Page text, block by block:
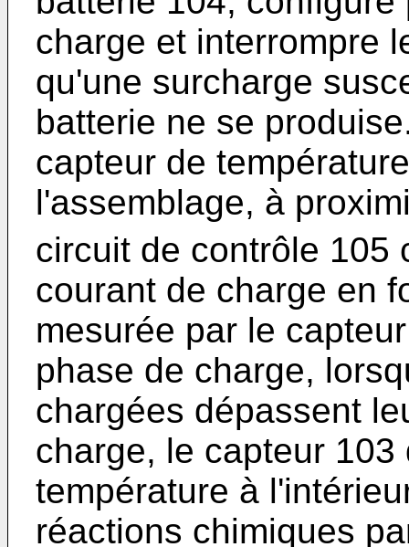
charge et interrompre
qu'une surcharge
batterie ne se
capteur de
l'assemblage, à
circuit de contrôle 105
courant de charge en
mesurée par le
phase de charge,
chargées dépassent
charge, le capteur
température à
réactions chimiques